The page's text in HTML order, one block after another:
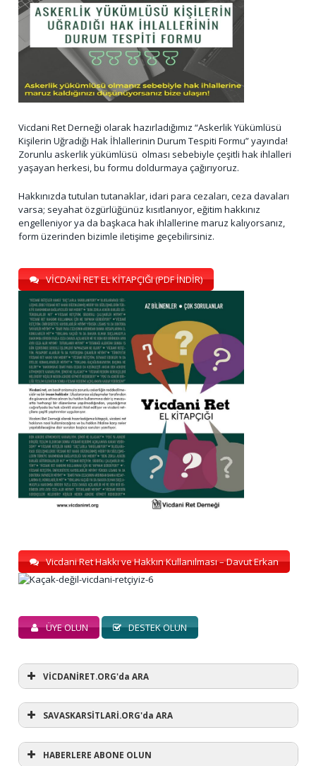
Vicdani Ret Derneği olarak hazırladığımız “Askerlik Yükümlüsü
Kişilerin Uğradığı Hak İhlallerinin Durum Tespiti Formu” yayında!
Zorunlu askerlik yükümlüsü olması sebebiyle çeşitli hak ihlalleri
yaşayan herkesi, bu formu doldurmaya çağırıyoruz.
Hakkınızda tutulan tutanaklar, idari para cezaları, ceza davaları
varsa; seyahat özgürlüğünüz kısıtlanıyor, eğitim hakkınız
engelleniyor ya da başkaca hak ihlallerine maruz kalıyorsanız,
form üzerinden bizimle iletişime geçebilirsiniz.
VİCDANİ RET EL KİTAPÇIĞI (PDF İNDİR)
Vicdani Ret Hakkı ve Hakkın Kullanılması – Davut Erkan
ÜYE OLUN DESTEK OLUN
VİCDANİRET.ORG'da ARA
SAVASKARSİTLARİ.ORG'da ARA
HABERLERE ABONE OLUN